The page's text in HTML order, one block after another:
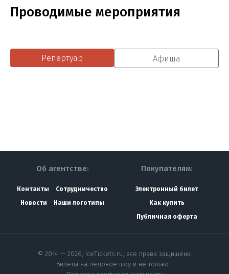
Проводимые мероприятия
Репертуар Афиша
Об агентстве:
Контакты
Сотрудничество
Новости
Наши логотипы
Покупателям:
Электронный билет
Как купить
Публичная оферта
© 2014 — 2026, IceTickets.ru, все права защищены
Билеты на ледовое шоу и не только…